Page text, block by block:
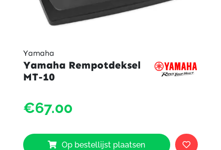
Yamaha
Yamaha Rempotdeksel
MT-10
€67.00
aantal
Op bestellijst plaatsen